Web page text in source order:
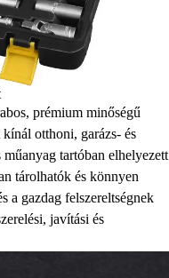
prémium minőségű
otthoni, garázs- és
tartóban elhelyezett
tárolhatók és könnyen
a gazdag felszereltségnek
javítási és